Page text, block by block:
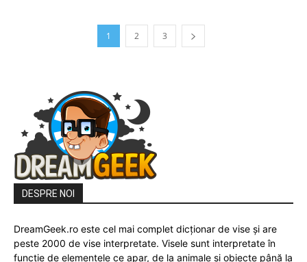
1 2 3
DESPRE NOI
DreamGeek.ro este cel mai complet dicționar de vise și are
peste 2000 de vise interpretate. Visele sunt interpretate în
funcție de elementele ce apar, de la animale și obiecte până la